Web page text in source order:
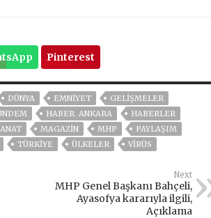
Pinterest
DÜNYA EMNİYET
GELIŞMELER
HABER. ANKARA
HABERLER
MAGAZİN MHP
PAYLAŞIM
TÜRKİYE ÜLKELER VIRÜS
Next
MHP Genel Başkanı Bahçeli,
Ayasofya kararıyla ilgili,
Açıklama